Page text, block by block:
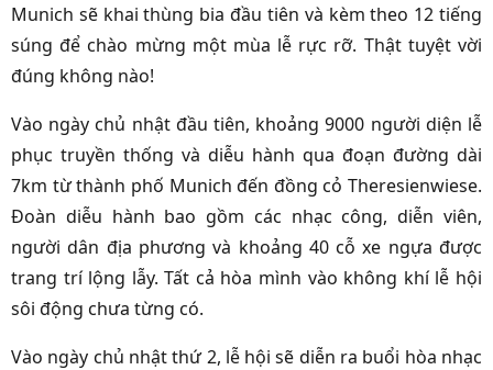
Munich sẽ khai thùng bia đầu tiên và kèm theo 12 tiếng
súng để chào mừng một mùa lễ rực rỡ. Thật tuyệt vời
đúng không nào!
Vào ngày chủ nhật đầu tiên, khoảng 9000 người diện lễ
phục truyền thống và diễu hành qua đoạn đường dài
7km từ thành phố Munich đến đồng cỏ Theresienwiese.
Đoàn diễu hành bao gồm các nhạc công, diễn viên,
người dân địa phương và khoảng 40 cỗ xe ngựa được
trang trí lộng lẫy. Tất cả hòa mình vào không khí lễ hội
sôi động chưa từng có.
Vào ngày chủ nhật thứ 2, lễ hội sẽ diễn ra buổi hòa nhạc